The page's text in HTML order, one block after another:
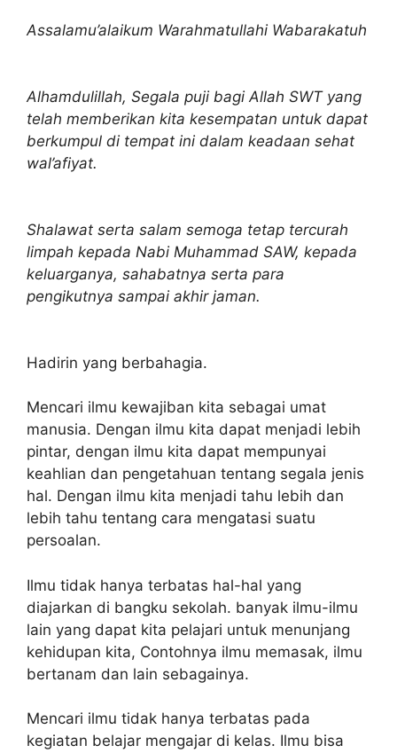
Assalamu’alaikum Warahmatullahi Wabarakatuh
Alhamdulillah, Segala puji bagi Allah SWT yang
telah memberikan kita kesempatan untuk dapat
berkumpul di tempat ini dalam keadaan sehat
wal’afiyat.
Shalawat serta salam semoga tetap tercurah
limpah kepada Nabi Muhammad SAW, kepada
keluarganya, sahabatnya serta para
pengikutnya sampai akhir jaman.
Hadirin yang berbahagia.
Mencari ilmu kewajiban kita sebagai umat
manusia. Dengan ilmu kita dapat menjadi lebih
pintar, dengan ilmu kita dapat mempunyai
keahlian dan pengetahuan tentang segala jenis
hal. Dengan ilmu kita menjadi tahu lebih dan
lebih tahu tentang cara mengatasi suatu
persoalan.
Ilmu tidak hanya terbatas hal-hal yang
diajarkan di bangku sekolah. banyak ilmu-ilmu
lain yang dapat kita pelajari untuk menunjang
kehidupan kita, Contohnya ilmu memasak, ilmu
bertanam dan lain sebagainya.
Mencari ilmu tidak hanya terbatas pada
kegiatan belajar mengajar di kelas. Ilmu bisa